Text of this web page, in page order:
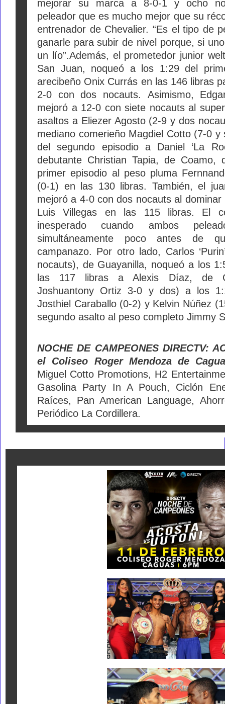
mejorar su marca a 8-0-1 y ocho
peleador que es mucho mejor que su
entrenador de Chevalier. “Es el tipo de
ganarle para subir de nivel porque, si
un lío”.Además, el prometedor junior
San Juan, noqueó a los 1:29 del
arecibeño Onix Currás en las 146 libras
2-0 con dos nocauts. Asimismo,
mejoró a 12-0 con siete nocauts al
asaltos a Eliezer Agosto (2-9 y dos
mediano comerieño Magdiel Cotto (7-0
del segundo episodio a Daniel ‘La
debutante Christian Tapia, de Coamo,
primer episodio al peso pluma
(0-1) en las 130 libras. También, el
mejoró a 4-0 con dos nocauts al
Luis Villegas en las 115 libras. El
inesperado cuando ambos
simultáneamente poco antes de
campanazo. Por otro lado, Carlos
nocauts), de Guayanilla, noqueó a los
las 117 libras a Alexis Díaz, de
Joshuantony Ortiz 3-0 y dos) a los
Josthiel Caraballo (0-2) y Kelvin Núñez
segundo asalto al peso completo Jimmy
NOCHE DE CAMPEONES DIRECTV:
el Coliseo Roger Mendoza de
Miguel Cotto Promotions, H2
Gasolina Party In A Pouch, Ciclón
Raíces, Pan American Language,
Periódico La Cordillera.